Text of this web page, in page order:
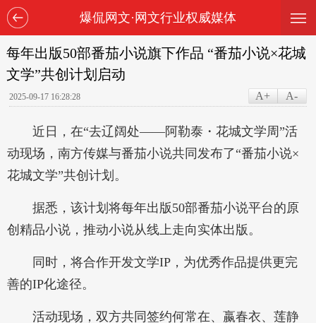
—
—
—
爆侃网文·网文行业权威媒体
每年出版50部番茄小说旗下作品 “番茄小说×花城
文学”共创计划启动
2025-09-17 16:28:28 A+ A-
近日，在“去辽阔处——阿勒泰・花城文学周”活
动现场，南方传媒与番茄小说共同发布了“番茄小说×
花城文学”共创计划。
据悉，该计划将每年出版50部番茄小说平台的原
创精品小说，推动小说从线上走向实体出版。
同时，将合作开发文学IP，为优秀作品提供更完
善的IP化途径。
活动现场，双方共同签约何常在、嬴春衣、莲静